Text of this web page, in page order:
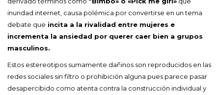
inundad internet, causa polémica por convertirse en un tema
debate que incita a la rivalidad entre mujeres e
incrementa la ansiedad por querer caer bien a grupos
masculinos.
Estos estereotipos sumamente dañinos son reproducidos en las
redes sociales sin filtro o prohibición alguna pues parece pasar
desapercibido como atenta contra la construcción individual y